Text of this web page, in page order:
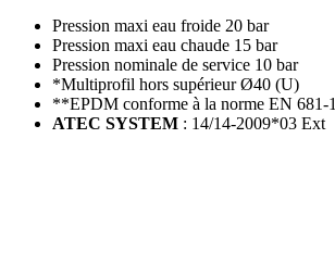
Pression maxi eau froide 20 bar
Pression maxi eau chaude 15 bar
Pression nominale de service 10 bar
*Multiprofil hors supérieur Ø40 (U)
**EPDM conforme à la norme EN 681-1
ATEC SYSTEM : 14/14-2009*03 Ext